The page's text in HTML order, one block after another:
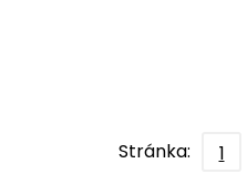
Stránka: 1